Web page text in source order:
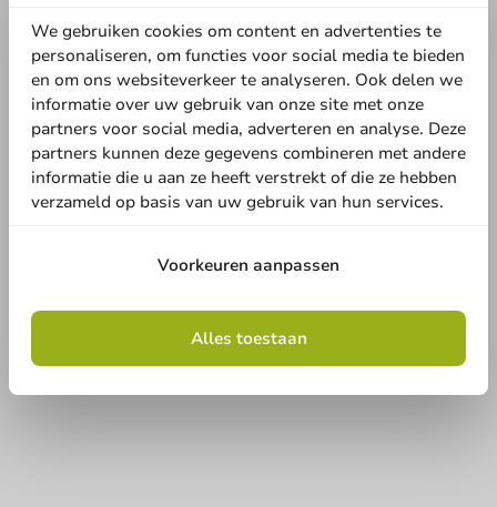
BIO deksel zwart CPLA voor
koffiebeker ⌀80mm - 1.000st
We gebruiken cookies om content en advertenties te
personaliseren, om functies voor social media te bieden
en om ons websiteverkeer te analyseren. Ook delen we
informatie over uw gebruik van onze site met onze
partners voor social media, adverteren en analyse. Deze
partners kunnen deze gegevens combineren met andere
informatie die u aan ze heeft verstrekt of die ze hebben
verzameld op basis van uw gebruik van hun services.
Voorkeuren aanpassen
Alles toestaan